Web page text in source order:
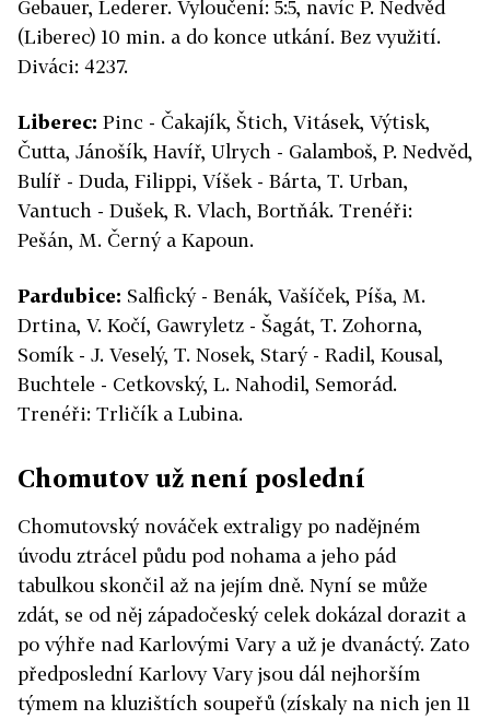
Gebauer, Lederer. Vyloučení: 5:5, navíc P. Nedvěd
(Liberec) 10 min. a do konce utkání. Bez využití.
Diváci: 4237.
Liberec: Pinc - Čakajík, Štich, Vitásek, Výtisk,
Čutta, Jánošík, Havíř, Ulrych - Galamboš, P. Nedvěd,
Bulíř - Duda, Filippi, Víšek - Bárta, T. Urban,
Vantuch - Dušek, R. Vlach, Bortňák. Trenéři:
Pešán, M. Černý a Kapoun.
Pardubice: Salfický - Benák, Vašíček, Píša, M.
Drtina, V. Kočí, Gawryletz - Šagát, T. Zohorna,
Somík - J. Veselý, T. Nosek, Starý - Radil, Kousal,
Buchtele - Cetkovský, L. Nahodil, Semorád.
Trenéři: Trličík a Lubina.
Chomutov už není poslední
Chomutovský nováček extraligy po nadějném
úvodu ztrácel půdu pod nohama a jeho pád
tabulkou skončil až na jejím dně. Nyní se může
zdát, se od něj západočeský celek dokázal dorazit a
po výhře nad Karlovými Vary a už je dvanáctý. Zato
předposlední Karlovy Vary jsou dál nejhorším
týmem na kluzištích soupeřů (získaly na nich jen 11